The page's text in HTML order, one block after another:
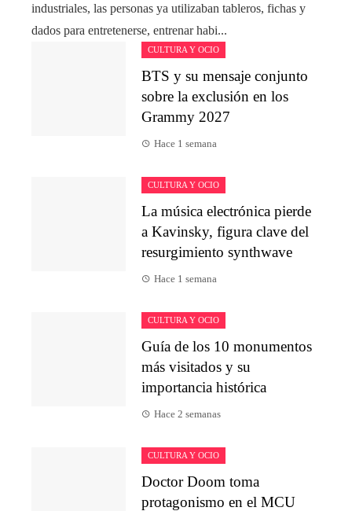
industriales, las personas ya utilizaban tableros, fichas y
dados para entretenerse, entrenar habi...
CULTURA Y OCIO
BTS y su mensaje conjunto
sobre la exclusión en los
Grammy 2027
Hace 1 semana
CULTURA Y OCIO
La música electrónica pierde
a Kavinsky, figura clave del
resurgimiento synthwave
Hace 1 semana
CULTURA Y OCIO
Guía de los 10 monumentos
más visitados y su
importancia histórica
Hace 2 semanas
CULTURA Y OCIO
Doctor Doom toma
protagonismo en el MCU